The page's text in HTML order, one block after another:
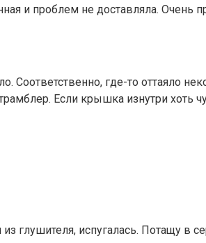
и проблем не доставляла. Очень
Соответственно, где-то оттаяло
Если крышка изнутри хоть
глушителя, испугалась. Потащу в